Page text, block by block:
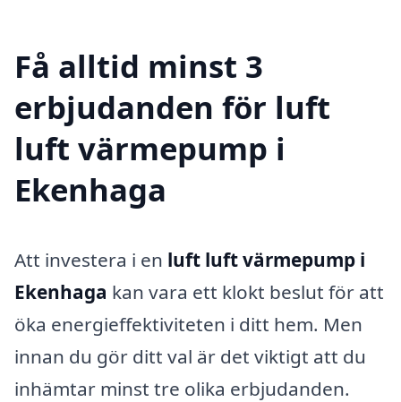
Få alltid minst 3
erbjudanden för luft
luft värmepump i
Ekenhaga
Att investera i en luft luft värmepump i
Ekenhaga kan vara ett klokt beslut för att
öka energieffektiviteten i ditt hem. Men
innan du gör ditt val är det viktigt att du
inhämtar minst tre olika erbjudanden.